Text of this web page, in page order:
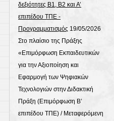
δεξιότητες Β1, Β2 και Α’
επιπέδου ΤΠΕ -
Προγραμματισμός 19/05/2026
Στο πλαίσιο της Πράξης
«Επιμόρφωση Εκπαιδευτικών
για την Αξιοποίηση και
Εφαρμογή των Ψηφιακών
Τεχνολογιών στην Διδακτική
Πράξη (Επιμόρφωση Β’
επιπέδου ΤΠΕ) / Μεταφερόμενη